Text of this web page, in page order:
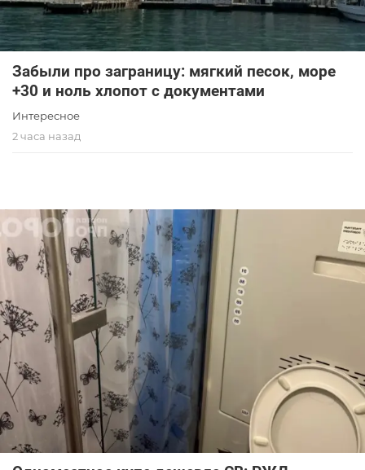
Забыли про заграницу: мягкий песок, море
+30 и ноль хлопот с документами
Интересное
2 часа назад